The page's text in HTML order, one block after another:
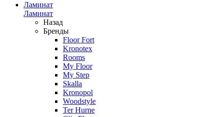
Ламинат
Ламинат
Назад
Бренды
Floor Fort
Kronotex
Rooms
My Floor
My Step
Skalla
Kronopol
Woodstyle
Ter Hurne